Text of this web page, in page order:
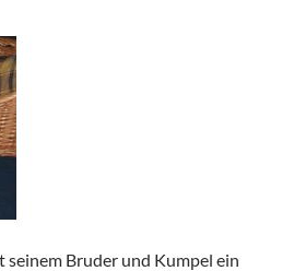
seinem Bruder und Kumpel ein